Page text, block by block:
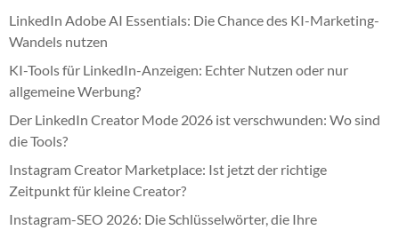
LinkedIn Adobe AI Essentials: Die Chance des KI-Marketing-
Wandels nutzen
KI-Tools für LinkedIn-Anzeigen: Echter Nutzen oder nur
allgemeine Werbung?
Der LinkedIn Creator Mode 2026 ist verschwunden: Wo sind
die Tools?
Instagram Creator Marketplace: Ist jetzt der richtige
Zeitpunkt für kleine Creator?
Instagram-SEO 2026: Die Schlüsselwörter, die Ihre